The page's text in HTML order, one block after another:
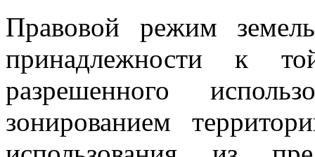
Правовой режим
принадлежности к
разрешенного
зонированием